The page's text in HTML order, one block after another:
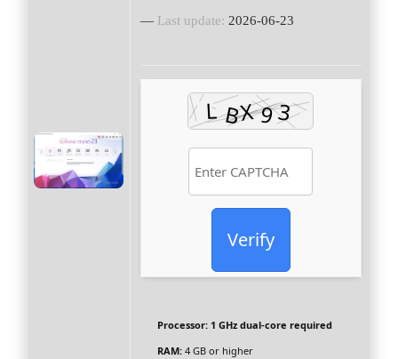
— Last update: 2026-06-23
Verify
Processor:1 GHz dual-core required
RAM:4 GB or higher